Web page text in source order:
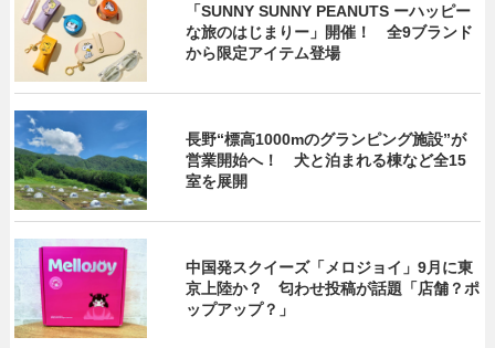
「SUNNY SUNNY PEANUTS ーハッピー
な旅のはじまりー」開催！ 全9ブランド
から限定アイテム登場
長野“標高1000mのグランピング施設”が
営業開始へ！ 犬と泊まれる棟など全15
室を展開
中国発スクイーズ「メロジョイ」9月に東
京上陸か？ 匂わせ投稿が話題「店舗？ポ
ップアップ？」